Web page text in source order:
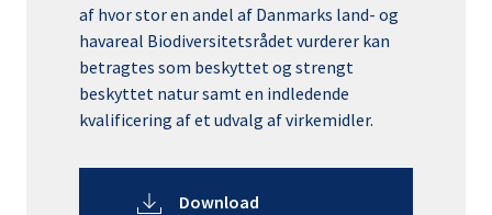
af hvor stor en andel af Danmarks land- og
havareal Biodiversitetsrådet vurderer kan
betragtes som beskyttet og strengt
beskyttet natur samt en indledende
kvalificering af et udvalg af virkemidler.
Download